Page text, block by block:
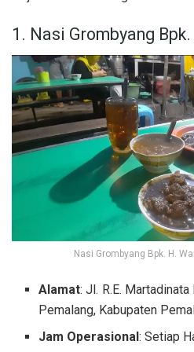
1. Nasi Grombyang
Nasi Grombyang Bpk. H.
Alamat: Jl. R.E.
Pemalang, Kabupaten
Jam Operasional: Setiap